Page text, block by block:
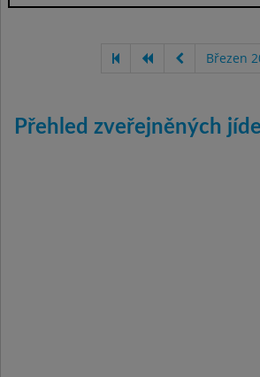
Březen
Přehled zveřejněných